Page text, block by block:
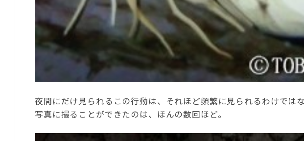
夜間にだけ見られるこの行動は、それほど頻繁に見られるわけでは
写真に撮ることができたのは、ほんの数回ほど。